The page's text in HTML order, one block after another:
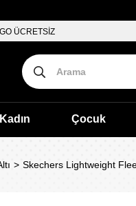
ÜCRETSİZ
Kadın Çocuk
Skechers Lightweight